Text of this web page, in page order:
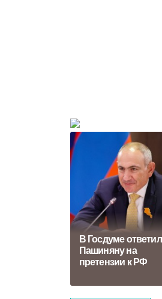
В Госдуме
Пашиняну на
претензии к РФ